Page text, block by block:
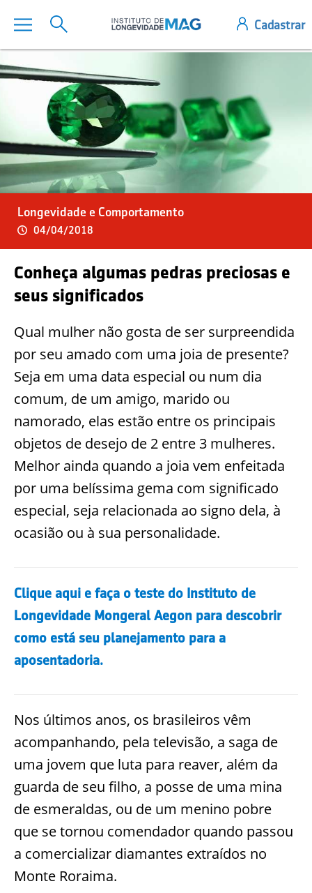
Longevidade e Comportamento
04/04/2018
Conheça algumas pedras preciosas e
seus significados
Qual mulher não gosta de ser surpreendida
por seu amado com uma joia de presente?
Seja em uma data especial ou num dia
comum, de um amigo, marido ou
namorado, elas estão entre os principais
objetos de desejo de 2 entre 3 mulheres.
Melhor ainda quando a joia vem enfeitada
por uma belíssima gema com significado
especial, seja relacionada ao signo dela, à
ocasião ou à sua personalidade.
Clique aqui e faça o teste do Instituto de
Longevidade Mongeral Aegon para descobrir
como está seu planejamento para a
aposentadoria.
Nos últimos anos, os brasileiros vêm
acompanhando, pela televisão, a saga de
uma jovem que luta para reaver, além da
guarda de seu filho, a posse de uma mina
de esmeraldas, ou de um menino pobre
que se tornou comendador quando passou
a comercializar diamantes extraídos no
Monte Roraima.